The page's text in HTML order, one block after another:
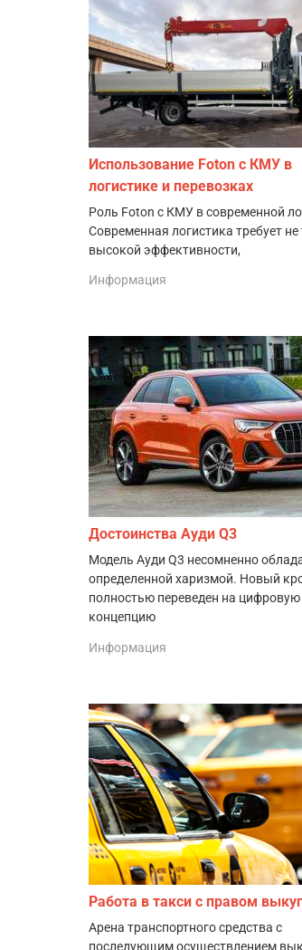
Использование Foton с КМУ в
логистике и перевозках
Роль Foton с КМУ в современной
Современная логистика требует
высокой эффективности,
Информация
Достоинства Ауди Q3
Модель Ауди Q3 несомненно
определенной харизмой. Новый
полностью переведен на цифровую
концепцию
Информация
Работа в такси с правом
Арена транспортного средства с
последующим осуществлением